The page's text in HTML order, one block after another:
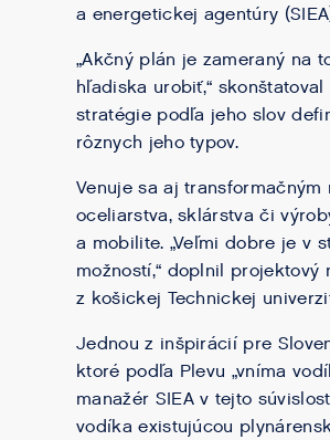
a energetickej agentúry
„Akčný plán je zameraný na
hľadiska urobiť,“
stratégie podľa jeho slov
rôznych jeho typov.
Venuje sa aj
oceliarstva, sklárstva či
a mobilite. „Veľmi dobre je v
možností,“ doplnil projektový
z košickej Technickej
Jednou z inšpirácií pre
ktoré podľa Plevu „vníma
manažér SIEA v tejto
vodíka existujúcou